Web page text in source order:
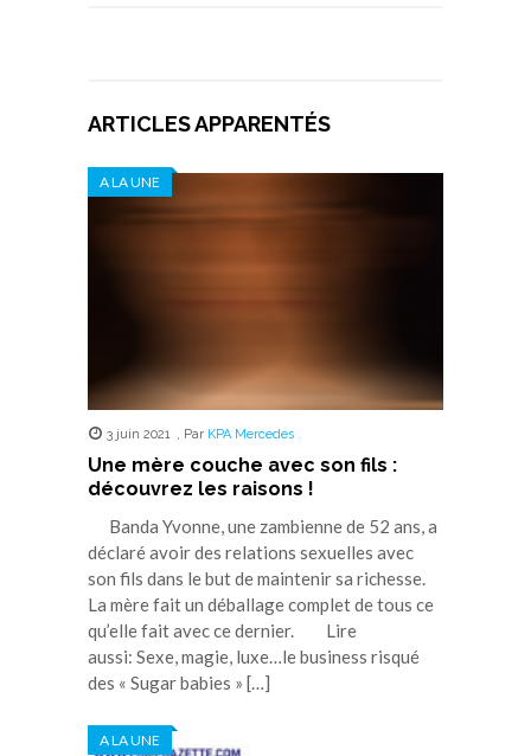
ARTICLES APPARENTÉS
A LA UNE
3 juin 2021 , Par KPA Mercedes
Une mère couche avec son fils :
découvrez les raisons !
Banda Yvonne, une zambienne de 52 ans, a
déclaré avoir des relations sexuelles avec
son fils dans le but de maintenir sa richesse.
La mère fait un déballage complet de tous ce
qu’elle fait avec ce dernier. Lire
aussi: Sexe, magie, luxe…le business risqué
des « Sugar babies » […]
A LA UNE